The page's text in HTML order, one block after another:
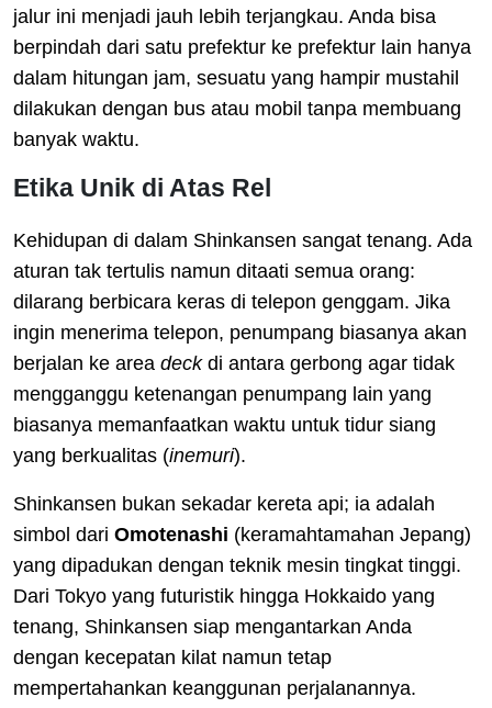
jalur ini menjadi jauh lebih terjangkau. Anda bisa
berpindah dari satu prefektur ke prefektur lain hanya
dalam hitungan jam, sesuatu yang hampir mustahil
dilakukan dengan bus atau mobil tanpa membuang
banyak waktu.
Etika Unik di Atas Rel
Kehidupan di dalam Shinkansen sangat tenang. Ada
aturan tak tertulis namun ditaati semua orang:
dilarang berbicara keras di telepon genggam. Jika
ingin menerima telepon, penumpang biasanya akan
berjalan ke area deckdi antara gerbong agar tidak
mengganggu ketenangan penumpang lain yang
biasanya memanfaatkan waktu untuk tidur siang
yang berkualitas (inemuri).
Shinkansen bukan sekadar kereta api; ia adalah
simbol dari Omotenashi (keramahtamahan Jepang)
yang dipadukan dengan teknik mesin tingkat tinggi.
Dari Tokyo yang futuristik hingga Hokkaido yang
tenang, Shinkansen siap mengantarkan Anda
dengan kecepatan kilat namun tetap
mempertahankan keanggunan perjalanannya.